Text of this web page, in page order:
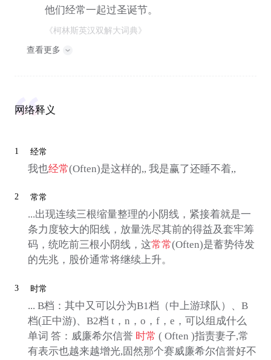
他们经常一起过圣诞节。
《柯林斯英汉双解大词典》
查看更多
网络释义
1 经常
我也经常(Often)是这样的,, 我是赢了还睡不着,,
2 常常
...出现连续三根缩量整理的小阴线，紧接着就是一
条力度较大的阳线，放量洗尽其前的得益及套牢筹
码，统吃前三根小阴线，这常常(Often)是蓄势待发
的先兆，股价通常将继续上升。
3 时常
... B档：其中又可以分为B1档（中上游球队）、B
档(正中游)、B2档 t，n，o，f，e，可以组成什么
单词 答：威廉希尔信誉 时常 ( Often )指责妻子,常
有表示也越来越增光,固然那个赛威廉希尔信誉好不